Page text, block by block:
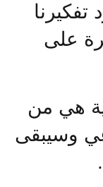
على
هي من
وسيبقى